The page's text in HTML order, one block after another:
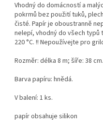
Vhodný do domácností a
pokrmů bez použití tuků,
čisté. Papír je oboustranně
nelepí, vhodný do všech typů
220 °C. !! Nepoužívejte pro
Rozměr: délka 8 m; šíře: 38 cm.
Barva papíru: hnědá.
V balení: 1 ks.
papír obsahuje silikon